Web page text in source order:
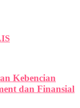
Kebencian
dan Finansial